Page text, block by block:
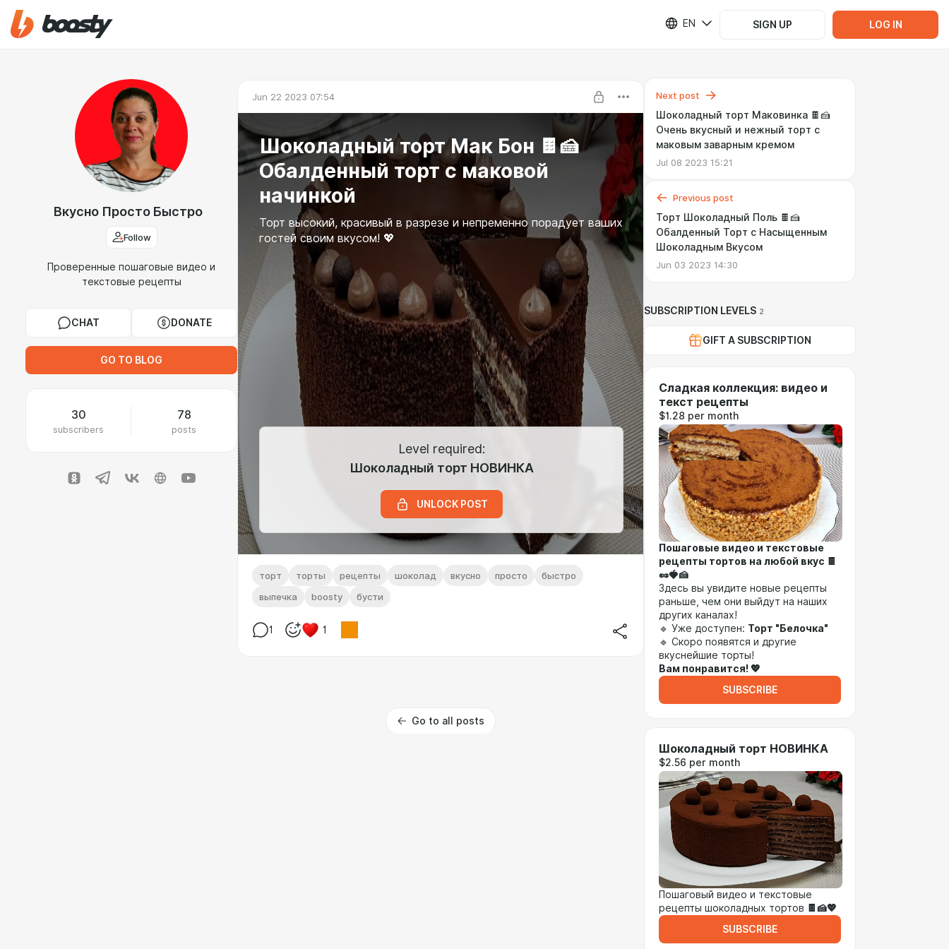
EN SIGN UP LOG IN
Вкусно Просто Быстро
Follow
Проверенные пошаговые видео и
текстовые рецепты
CHAT DONATE
GO TO BLOG
30
subscribers
78
posts
Jun 22 2023 07:54
Шоколадный торт Мак Бон 🍫🍰
Обалденный торт с маковой
начинкой
Торт высокий, красивый в разрезе и непременно порадует ваших
гостей своим вкусом! 💖
Level required:
Шоколадный торт НОВИНКА
UNLOCK POST
торт торты рецепты шоколад вкусно просто
быстро
выпечка
boosty бусти
1 1
Go to all posts
Next post
Шоколадный торт Маковинка 🍫🍰
Очень вкусный и нежный торт с
маковым заварным кремом
Jul 08 2023 15:21
Previous post
Торт Шоколадный Поль 🍫🍰
Обалденный Торт с Насыщенным
Шоколадным Вкусом
Jun 03 2023 14:30
SUBSCRIPTION LEVELS 2
GIFT A SUBSCRIPTION
Сладкая коллекция: видео и
текст рецепты
$1.28 per month
Пошаговые видео и текстовые
рецепты тортов на любой вкус 🍫
🥜🍓🍰
Здесь вы увидите новые рецепты
раньше, чем они выйдут на наших
других каналах!
🔹 Уже доступен: Торт "Белочка"
🔹 Скоро появятся и другие
вкуснейшие торты!
Вам понравится! 💖
SUBSCRIBE
Шоколадный торт НОВИНКА
$2.56 per month
Пошаговый видео и текстовые
рецепты шоколадных тортов 🍫🍰💖
SUBSCRIBE